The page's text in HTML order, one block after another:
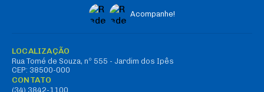
Acompanhe!
LOCALIZAÇÃO
Rua Tomé de Souza, nº 555 - Jardim dos Ipês
CEP: 38500-000
CONTATO
(34) 3842-1100